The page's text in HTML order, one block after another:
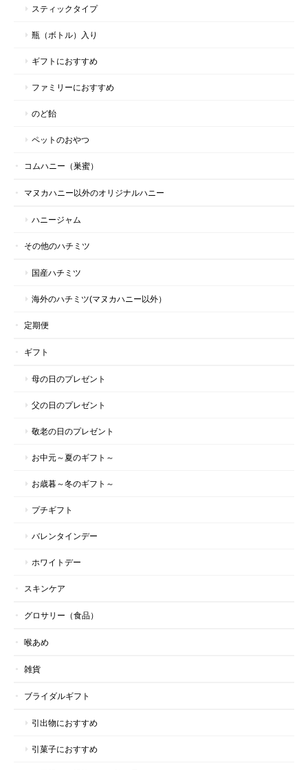
今後ともどうぞよろしくお願いいたします。 ハニー
マークススタッフ一同
欠品でも入荷予定を知らせてくれたり、発送の素早い対応に、い
つも感動と安心をいただいてます。 商品も安心して食してます！
この度は、このような嬉しいメッセージをいただき、
今後ともどうぞよろしくお願いいたします。 ハニー
2026/06/22
2026/06/18
ッケージと持ち運べる3種類の蜂蜜が入っていたのが購入の決め手
てコンサートに間に合うようにと無理なお願いをしたにも関わら
ず、飛脚便で送ってくださいました。 おかげさまでコンサートに
ップがお休みなのを後で知ったのですが、お忙しいところ対応し
ましたら利用させていただきたいと思います。
心より有難く存じます。 これからも、皆様に喜んで
今後ともどうぞよろしくお願いいたします。 ハニー
スティックタイプ
瓶（ボトル）入り
ギフトにおすすめ
ファミリーにおすすめ
のど飴
ペットのおやつ
コムハニー（巣蜜）
マヌカハニー以外のオリジナルハニー
ハニージャム
その他のハチミツ
国産ハチミツ
海外のハチミツ(マヌカハニー以外）
定期便
ギフト
母の日のプレゼント
父の日のプレゼント
敬老の日のプレゼント
お中元～夏のギフト～
お歳暮～冬のギフト～
プチギフト
バレンタインデー
ホワイトデー
スキンケア
グロサリー（食品）
喉あめ
雑貨
ブライダルギフト
引出物におすすめ
引菓子におすすめ